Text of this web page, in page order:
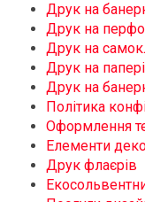
Друк на
Друк на
Друк на
Друк на
Друк на
Політика
Оформлення
Елементи
Друк флаєрів